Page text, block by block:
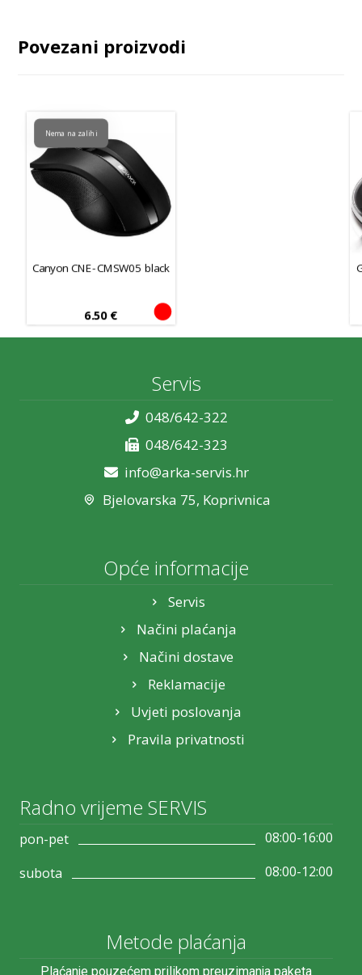
Povezani proizvodi
Canyon CNE-CMSW05 black
6.50 €
Nema na zalihi
Servis
048/642-322
048/642-323
info@arka-servis.hr
Bjelovarska 75, Koprivnica
Opće informacije
Servis
Načini plaćanja
Načini dostave
Reklamacije
Uvjeti poslovanja
Pravila privatnosti
Radno vrijeme SERVIS
pon-pet
08:00-16:00
subota
08:00-12:00
Metode plaćanja
Plaćanje pouzećem prilikom preuzimanja paketa